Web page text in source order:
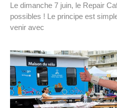
Le dimanche 7 juin, le Repair
possibles ! Le principe est
venir avec